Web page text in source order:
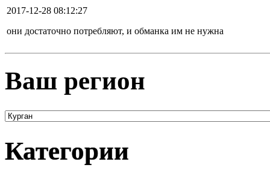
2017-12-28 08:12:27
они достаточно потребляют, и обманка им не нужна
Ваш регион
Категории